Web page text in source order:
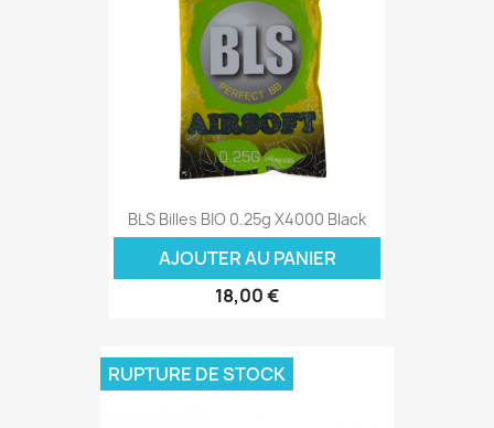
BLS Billes BIO 0.25g X4000 Black
AJOUTER AU PANIER
18,00 €
RUPTURE DE STOCK